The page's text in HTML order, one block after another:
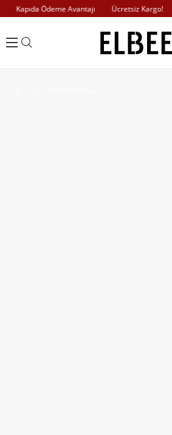
Kapıda Ödeme Avantajı Ücretsiz Kargo!